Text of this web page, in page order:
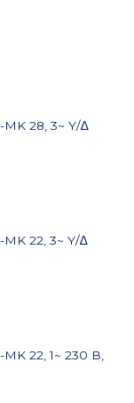
28, 3~ Y/∆
22, 3~ Y/∆
22, 1~ 230 В,